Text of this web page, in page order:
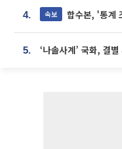
4. 속보 합수본, '통계 조작'
5.